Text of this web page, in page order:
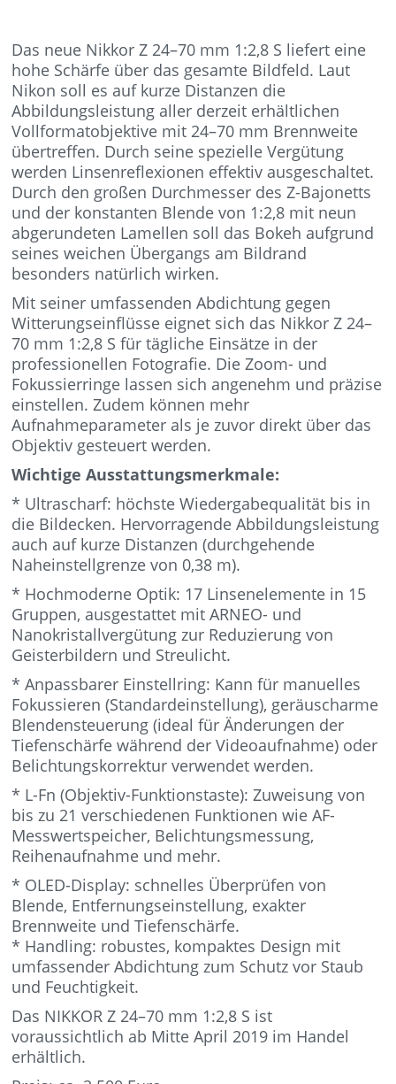
Das neue Nikkor Z 24–70 mm 1:2,8 S liefert eine
hohe Schärfe über das gesamte Bildfeld. Laut
Nikon soll es auf kurze Distanzen die
Abbildungsleistung aller derzeit erhältlichen
Vollformatobjektive mit 24–70 mm Brennweite
übertreffen. Durch seine spezielle Vergütung
werden Linsenreflexionen effektiv ausgeschaltet.
Durch den großen Durchmesser des Z-Bajonetts
und der konstanten Blende von 1:2,8 mit neun
abgerundeten Lamellen soll das Bokeh aufgrund
seines weichen Übergangs am Bildrand
besonders natürlich wirken.
Mit seiner umfassenden Abdichtung gegen
Witterungseinflüsse eignet sich das Nikkor Z 24–
70 mm 1:2,8 S für tägliche Einsätze in der
professionellen Fotografie. Die Zoom- und
Fokussierringe lassen sich angenehm und präzise
einstellen. Zudem können mehr
Aufnahmeparameter als je zuvor direkt über das
Objektiv gesteuert werden.
Wichtige Ausstattungsmerkmale:
* Ultrascharf: höchste Wiedergabequalität bis in
die Bildecken. Hervorragende Abbildungsleistung
auch auf kurze Distanzen (durchgehende
Naheinstellgrenze von 0,38 m).
* Hochmoderne Optik: 17 Linsenelemente in 15
Gruppen, ausgestattet mit ARNEO- und
Nanokristallvergütung zur Reduzierung von
Geisterbildern und Streulicht.
* Anpassbarer Einstellring: Kann für manuelles
Fokussieren (Standardeinstellung), geräuscharme
Blendensteuerung (ideal für Änderungen der
Tiefenschärfe während der Videoaufnahme) oder
Belichtungskorrektur verwendet werden.
* L-Fn (Objektiv-Funktionstaste): Zuweisung von
bis zu 21 verschiedenen Funktionen wie AF-
Messwertspeicher, Belichtungsmessung,
Reihenaufnahme und mehr.
* OLED-Display: schnelles Überprüfen von
Blende, Entfernungseinstellung, exakter
Brennweite und Tiefenschärfe.
* Handling: robustes, kompaktes Design mit
umfassender Abdichtung zum Schutz vor Staub
und Feuchtigkeit.
Das NIKKOR Z 24–70 mm 1:2,8 S ist
voraussichtlich ab Mitte April 2019 im Handel
erhältlich.